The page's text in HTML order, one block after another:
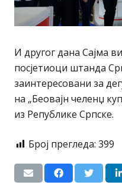
И другог дана Сајма
посјетиоци штанда
заинтересовани за
на „Беовајн челенџ
из Републике Српске.
Број прегледа: 399